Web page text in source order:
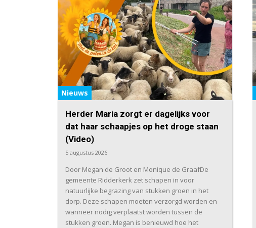
Nieuws
Herder Maria zorgt er dagelijks voor
dat haar schaapjes op het droge staan
(Video)
5 augustus 2026
Door Megan de Groot en Monique de GraafDe
gemeente Ridderkerk zet schapen in voor
natuurlijke begrazing van stukken groen in het
dorp. Deze schapen moeten verzorgd worden en
wanneer nodig verplaatst worden tussen de
stukken groen. Megan is benieuwd hoe het